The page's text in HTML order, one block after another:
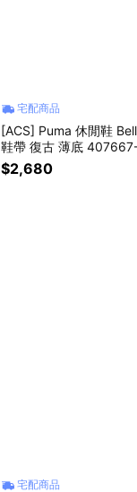
宅配商品
[ACS] Puma 休閒鞋
鞋帶 復古 薄底
$2,680
宅配商品